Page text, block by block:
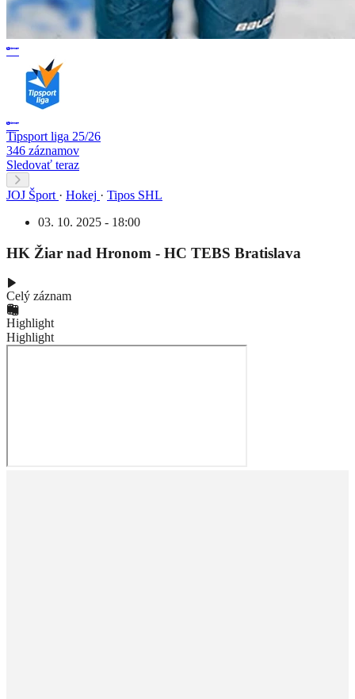
Tipsport liga 25/26
346 záznamov
Sledovať teraz
JOJ Šport · Hokej · Tipos SHL
03. 10. 2025 - 18:00
HK Žiar nad Hronom - HC TEBS Bratislava
Celý záznam
Highlight
Highlight